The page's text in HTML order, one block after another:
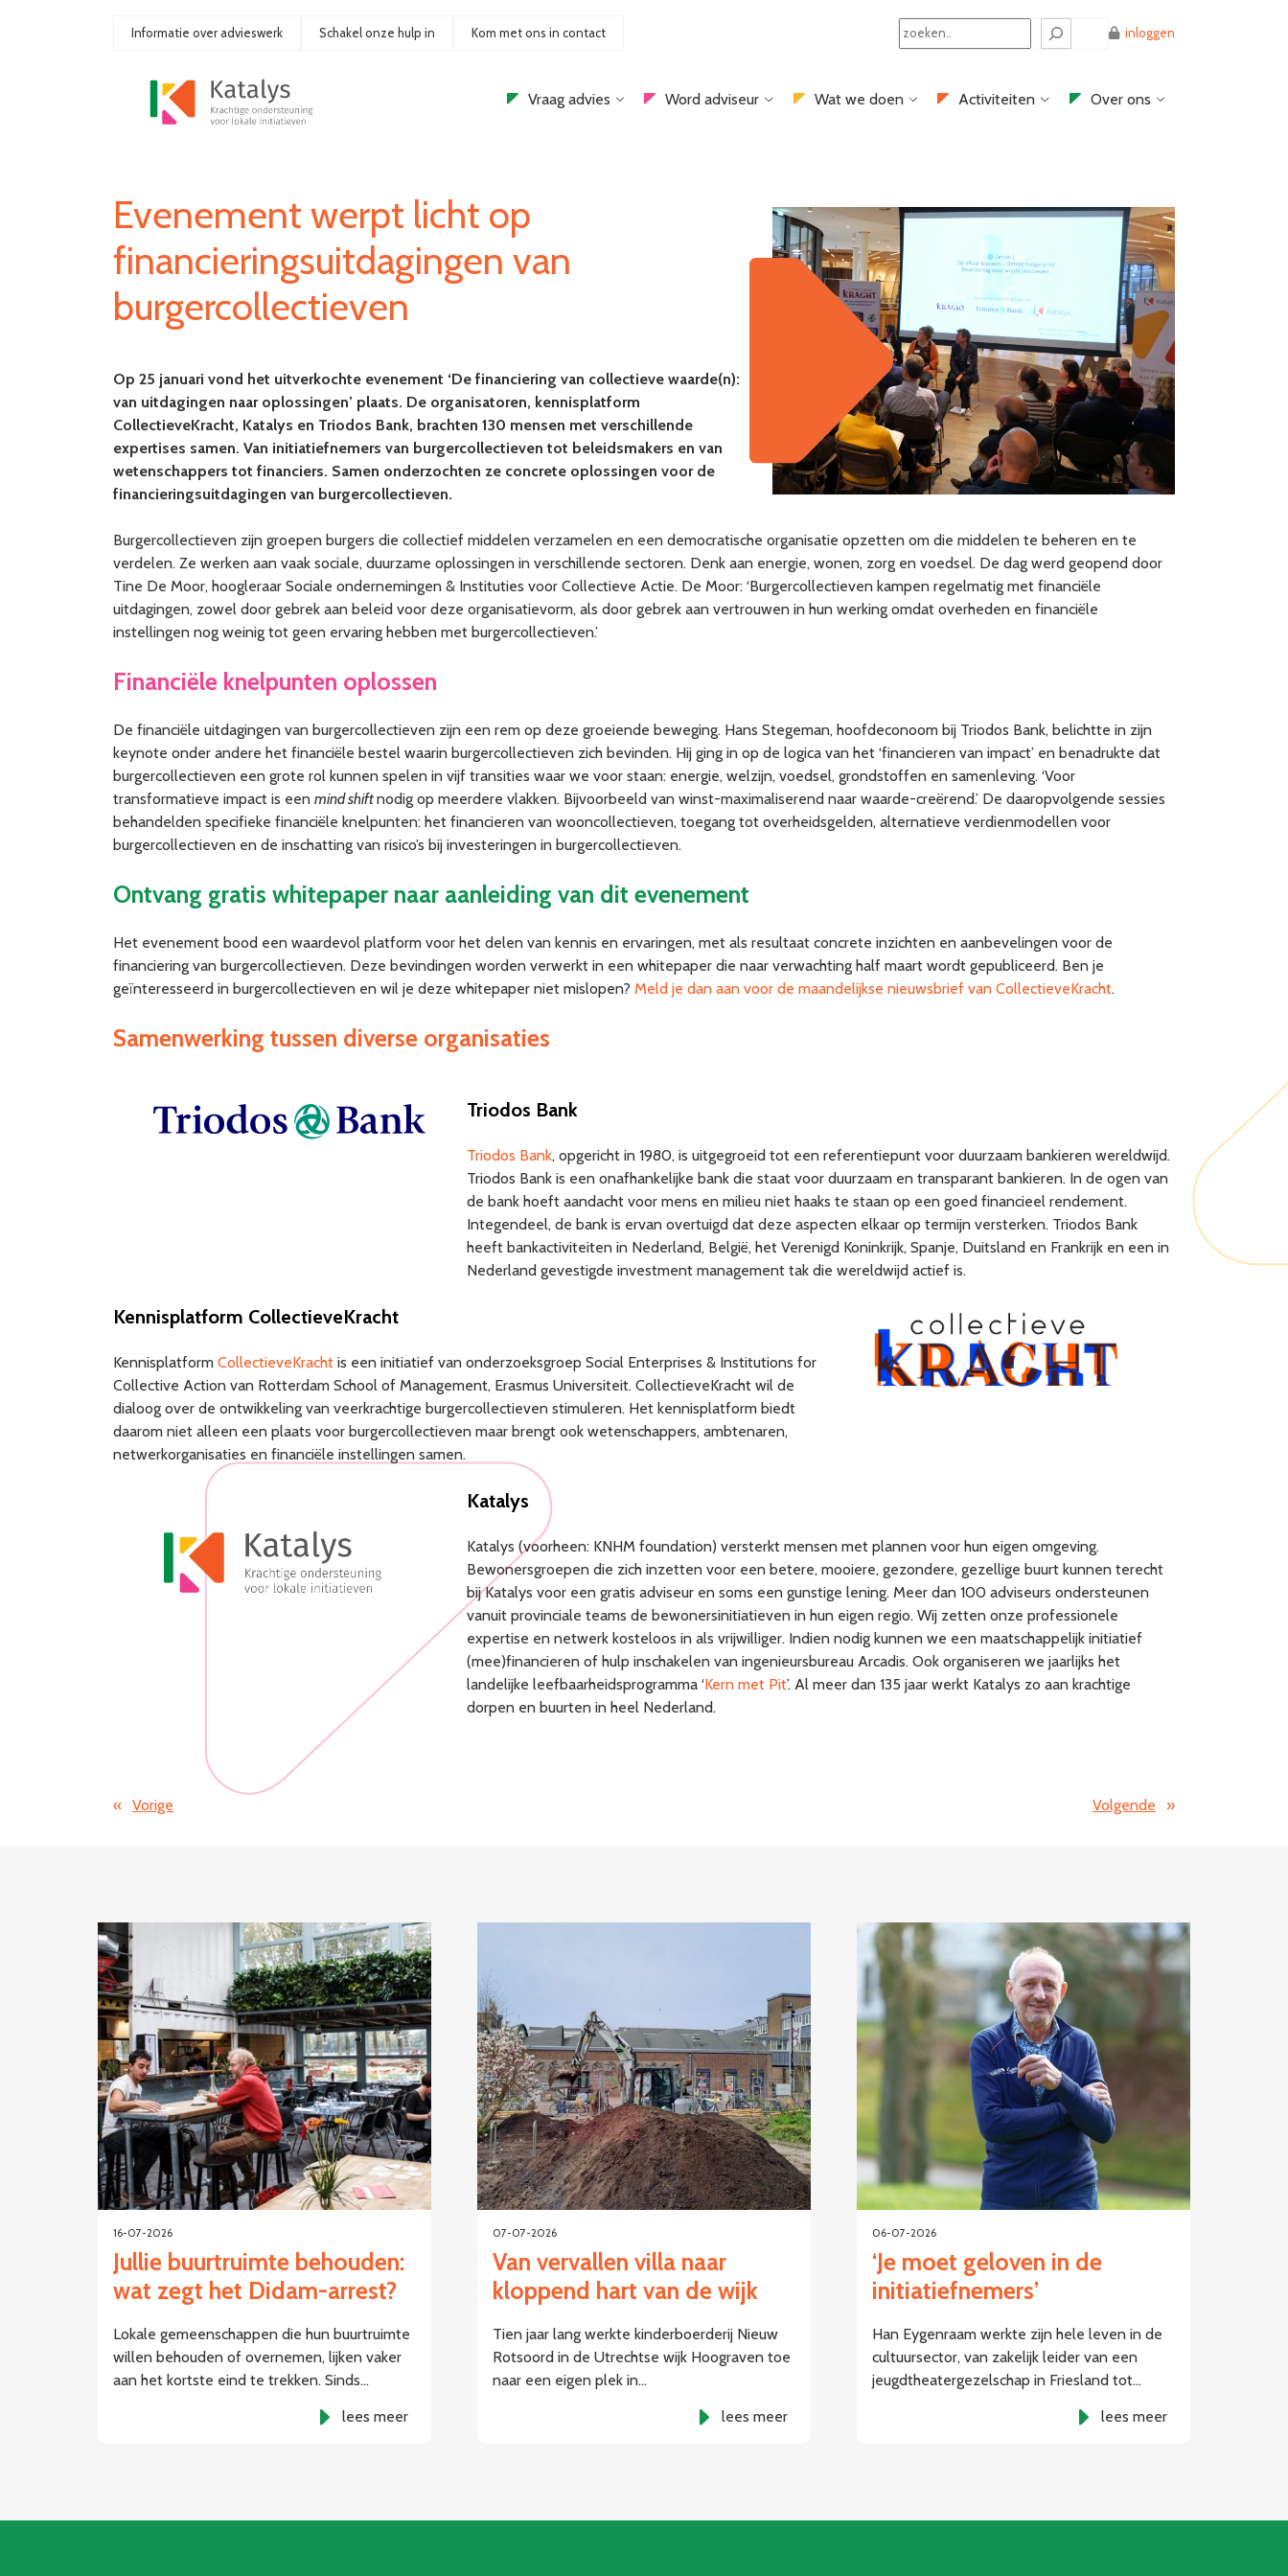
Informatie over advieswerk Schakel onze hulp in Kom met ons in contact
Search
inloggen
Vraag advies Word adviseur Wat we doen Activiteiten Over ons
Evenement werpt licht op
financieringsuitdagingen van
burgercollectieven
Op 25 januari vond het uitverkochte evenement ‘De financiering van collectieve waarde(n):
van uitdagingen naar oplossingen’ plaats. De organisatoren, kennisplatform
CollectieveKracht, Katalys en Triodos Bank, brachten 130 mensen met verschillende
expertises samen. Van initiatiefnemers van burgercollectieven tot beleidsmakers en van
wetenschappers tot financiers. Samen onderzochten ze concrete oplossingen voor de
financieringsuitdagingen van burgercollectieven.
Burgercollectieven zijn groepen burgers die collectief middelen verzamelen en een democratische organisatie opzetten om die middelen te beheren en te
verdelen. Ze werken aan vaak sociale, duurzame oplossingen in verschillende sectoren. Denk aan energie, wonen, zorg en voedsel. De dag werd geopend door
Tine De Moor, hoogleraar Sociale ondernemingen & Instituties voor Collectieve Actie. De Moor: ‘Burgercollectieven kampen regelmatig met financiële
uitdagingen, zowel door gebrek aan beleid voor deze organisatievorm, als door gebrek aan vertrouwen in hun werking omdat overheden en financiële
instellingen nog weinig tot geen ervaring hebben met burgercollectieven.’
Financiële knelpunten oplossen
De financiële uitdagingen van burgercollectieven zijn een rem op deze groeiende beweging. Hans Stegeman, hoofdeconoom bij Triodos Bank, belichtte in zijn
keynote onder andere het financiële bestel waarin burgercollectieven zich bevinden. Hij ging in op de logica van het ‘financieren van impact’ en benadrukte dat
burgercollectieven een grote rol kunnen spelen in vijf transities waar we voor staan: energie, welzijn, voedsel, grondstoffen en samenleving. ‘Voor
transformatieve impact is een mind shiftnodig op meerdere vlakken. Bijvoorbeeld van winst-maximaliserend naar waarde-creërend.’ De daaropvolgende sessies
behandelden specifieke financiële knelpunten: het financieren van wooncollectieven, toegang tot overheidsgelden, alternatieve verdienmodellen voor
burgercollectieven en de inschatting van risico’s bij investeringen in burgercollectieven.
Ontvang gratis whitepaper naar aanleiding van dit evenement
Het evenement bood een waardevol platform voor het delen van kennis en ervaringen, met als resultaat concrete inzichten en aanbevelingen voor de
financiering van burgercollectieven. Deze bevindingen worden verwerkt in een whitepaper die naar verwachting half maart wordt gepubliceerd. Ben je
geïnteresseerd in burgercollectieven en wil je deze whitepaper niet mislopen? Meld je dan aan voor de maandelijkse nieuwsbrief van CollectieveKracht.
Samenwerking tussen diverse organisaties
Triodos Bank
Triodos Bank, opgericht in 1980, is uitgegroeid tot een referentiepunt voor duurzaam bankieren wereldwijd.
Triodos Bank is een onafhankelijke bank die staat voor duurzaam en transparant bankieren. In de ogen van
de bank hoeft aandacht voor mens en milieu niet haaks te staan op een goed financieel rendement.
Integendeel, de bank is ervan overtuigd dat deze aspecten elkaar op termijn versterken. Triodos Bank
heeft bankactiviteiten in Nederland, België, het Verenigd Koninkrijk, Spanje, Duitsland en Frankrijk en een in
Nederland gevestigde investment management tak die wereldwijd actief is.
Kennisplatform CollectieveKracht
Kennisplatform CollectieveKracht is een initiatief van onderzoeksgroep Social Enterprises & Institutions for
Collective Action van Rotterdam School of Management, Erasmus Universiteit. CollectieveKracht wil de
dialoog over de ontwikkeling van veerkrachtige burgercollectieven stimuleren. Het kennisplatform biedt
daarom niet alleen een plaats voor burgercollectieven maar brengt ook wetenschappers, ambtenaren,
netwerkorganisaties en financiële instellingen samen.
Katalys
Katalys (voorheen: KNHM foundation) versterkt mensen met plannen voor hun eigen omgeving.
Bewonersgroepen die zich inzetten voor een betere, mooiere, gezondere, gezellige buurt kunnen terecht
bij Katalys voor een gratis adviseur en soms een gunstige lening. Meer dan 100 adviseurs ondersteunen
vanuit provinciale teams de bewonersinitiatieven in hun eigen regio. Wij zetten onze professionele
expertise en netwerk kosteloos in als vrijwilliger. Indien nodig kunnen we een maatschappelijk initiatief
(mee)financieren of hulp inschakelen van ingenieursbureau Arcadis. Ook organiseren we jaarlijks het
landelijke leefbaarheidsprogramma ‘Kern met Pit’. Al meer dan 135 jaar werkt Katalys zo aan krachtige
dorpen en buurten in heel Nederland.
« Vorige Volgende »
16-07-2026
Jullie buurtruimte behouden:
wat zegt het Didam-arrest?
Lokale gemeenschappen die hun buurtruimte
willen behouden of overnemen, lijken vaker
aan het kortste eind te trekken. Sinds…
lees meer
07-07-2026
Van vervallen villa naar
kloppend hart van de wijk
Tien jaar lang werkte kinderboerderij Nieuw
Rotsoord in de Utrechtse wijk Hoograven toe
naar een eigen plek in…
lees meer
06-07-2026
‘Je moet geloven in de
initiatiefnemers’
Han Eygenraam werkte zijn hele leven in de
cultuursector, van zakelijk leider van een
jeugdtheatergezelschap in Friesland tot…
lees meer